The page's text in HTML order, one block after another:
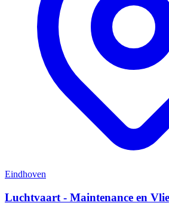
Eindhoven
Luchtvaart - Maintenance en